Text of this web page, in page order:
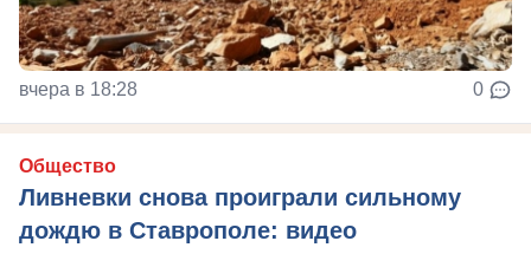
вчера в 18:28 0
Общество
Ливневки снова проиграли сильному
дождю в Ставрополе: видео